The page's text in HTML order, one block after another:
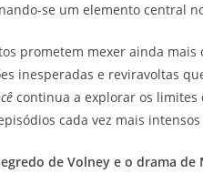
se um elemento central
prometem mexer ainda
inesperadas e reviravoltas
continua a explorar os limites
cada vez mais
de Volney e o drama